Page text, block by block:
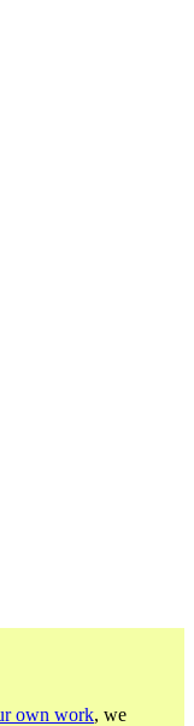
own work, we